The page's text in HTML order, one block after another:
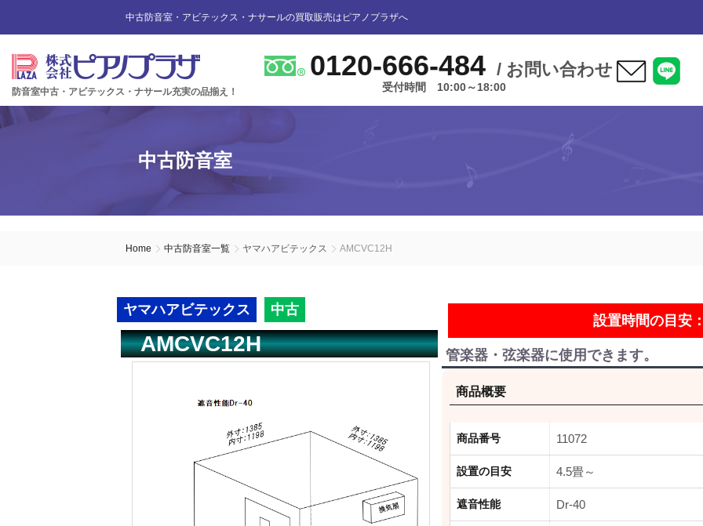
中古防音室・アビテックス・ナサールの買取販売はピアノプラザへ
防音室中古・アビテックス・ナサール充実の品揃え！
0120-666-484 / お問い合わせ
受付時間 10:00～18:00
カワイ防音ルーム
ユニットタイプ ユニットタイプ
ライトタイプ
カスタムタイプ
高遮音タイプ
カワイナサール中古
オーダータイプ
防音室中古
展示品リスト
アビテックス0.5畳～2畳未満
アビテックス3畳～
カワイナサール
かんたん在庫検索
防音室買取
防音室WEB買取
防音室LINE買取
防音室設置のアドバイス
防音室内へのピアノの設置
設置する床への配慮
エアコンの設置方法
遮音性能の違いを体験
インフォメーション
商品の購入について
会社概要
店舗までの案内地図
お問い合わせ
中古防音室
Home 中古防音室一覧 ヤマハアビテックス AMCVC12H
ヤマハアビテックス 中古
AMCVC12H
設置時間の目安
管楽器・弦楽器に使用できます。
商品概要
商品番号 11072
設置の目安 4.5畳～
遮音性能 Dr-40